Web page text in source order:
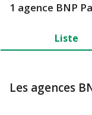
1 agence BNP
Liste
Les agences